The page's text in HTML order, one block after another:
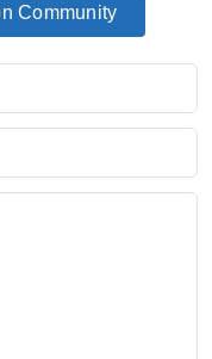
Community